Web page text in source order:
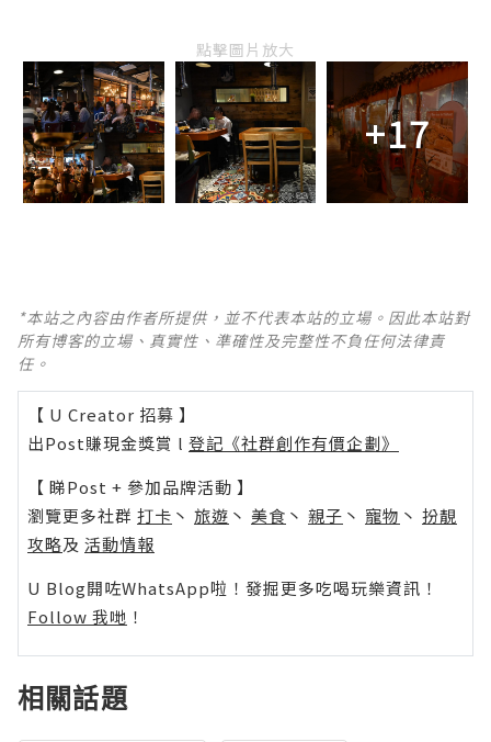
點擊圖片放大
+17
*本站之內容由作者所提供，並不代表本站的立場。因此本站對
所有博客的立場、真實性、準確性及完整性不負任何法律責
任。
【 U Creator 招募 】
出Post賺現金獎賞 l 登記《社群創作有價企劃》
【 睇Post + 參加品牌活動 】
瀏覽更多社群 打卡 丶 旅遊 丶 美食 丶 親子 丶 寵物 丶 扮靚
攻略及 活動情報
U Blog開咗WhatsApp啦！發掘更多吃喝玩樂資訊！
Follow 我哋 ！
相關話題